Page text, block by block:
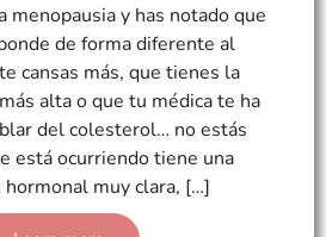
menopausia y has notado que
de forma diferente al
cansas más, que tienes la
alta o que tu médica te ha
del colesterol… no estás
está ocurriendo tiene una
hormonal muy clara, […]